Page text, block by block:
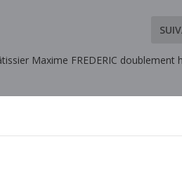
Maxime FREDERIC doublement